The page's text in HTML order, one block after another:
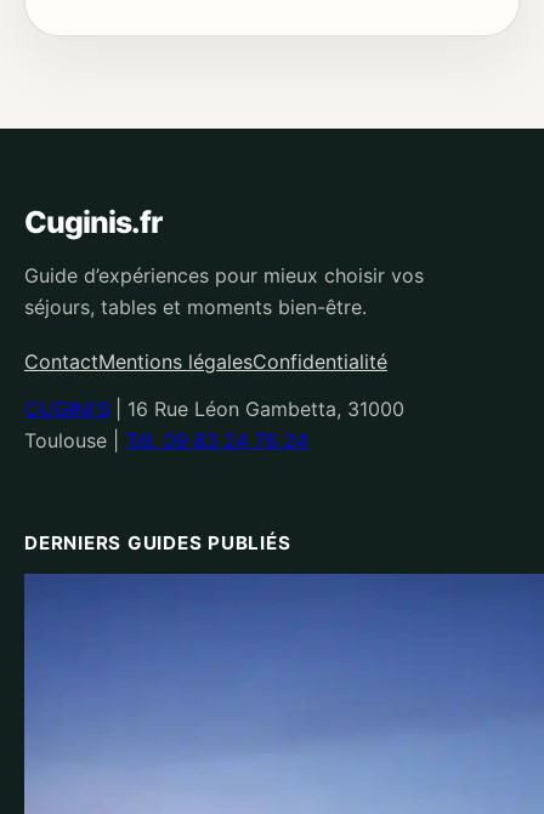
Cuginis.fr
Guide d’expériences pour mieux choisir vos
séjours, tables et moments bien-être.
ContactMentions légalesConfidentialité
CUGINI'S
16 Rue Léon Gambetta, 31000
Toulouse
Tél. 09 83 24 76 24
DERNIERS GUIDES PUBLIÉS